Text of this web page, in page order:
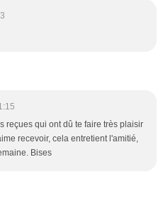
reçues qui ont dû te faire très plaisir
recevoir, cela entretient l'amitié,
Bises